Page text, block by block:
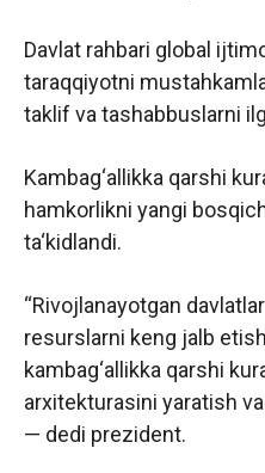
Davlat rahbari global
taraqqiyotni
taklif va tashabbuslarni
Kambag‘allikka qarshi
hamkorlikni yangi
ta‘kidlandi.
“Rivojlanayotgan
resurslarni keng jalb
kambag‘allikka qarshi
arxitekturasini yaratish
— dedi prezident.